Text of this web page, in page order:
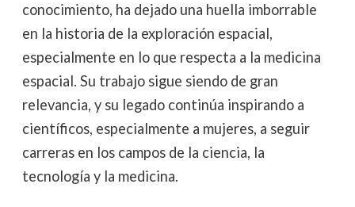
conocimiento, ha dejado una huella imborrable
en la historia de la exploración espacial,
especialmente en lo que respecta a la medicina
espacial. Su trabajo sigue siendo de gran
relevancia, y su legado continúa inspirando a
científicos, especialmente a mujeres, a seguir
carreras en los campos de la ciencia, la
tecnología y la medicina.